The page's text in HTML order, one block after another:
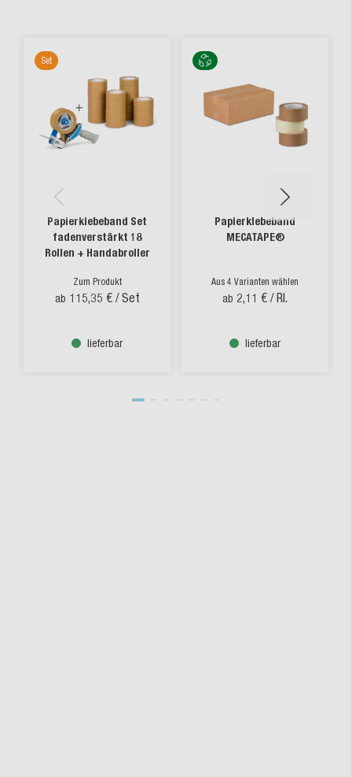
Set
Papierklebeband Set
fadenverstärkt 18
Rollen + Handabroller
Zum Produkt
ab 115,35 € / Set
lieferbar
Papierklebeband
MECATAPE®
Aus 4 Varianten wählen
ab 2,11 € / Rl.
lieferbar